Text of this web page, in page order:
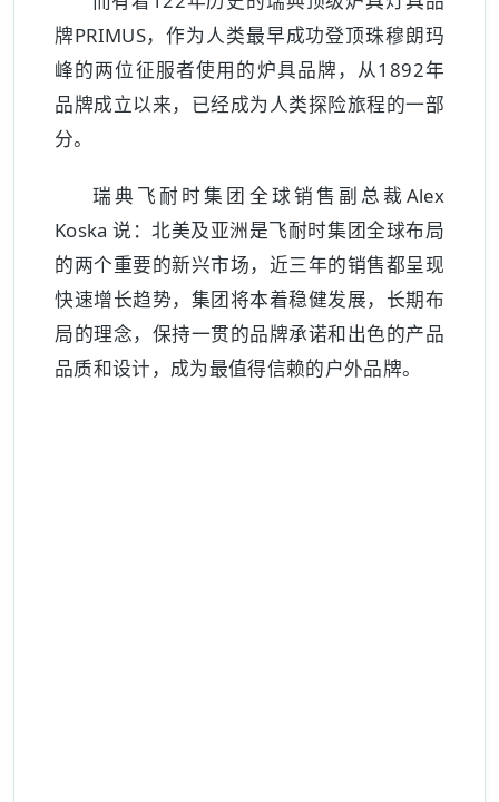
牌PRIMUS，作为人类最早成功登顶珠穆朗玛
峰的两位征服者使用的炉具品牌，从1892年
品牌成立以来，已经成为人类探险旅程的一部
分。
瑞典飞耐时集团全球销售副总裁Alex
Koska 说：北美及亚洲是飞耐时集团全球布局
的两个重要的新兴市场，近三年的销售都呈现
快速增长趋势，集团将本着稳健发展，长期布
局的理念，保持一贯的品牌承诺和出色的产品
品质和设计，成为最值得信赖的户外品牌。